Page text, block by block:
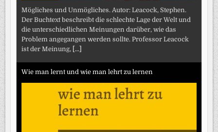
Mögliches und Unmögliches. Autor: Leacock, Stephen.
Der Buchtext beschreibt die schlechte Lage der Welt und
die unterschiedlichen Meinungen darüber, wie das
Problem angegangen werden sollte. Professor Leacock
ist der Meinung, [...]
Wie man lernt und wie man lehrt zu lernen